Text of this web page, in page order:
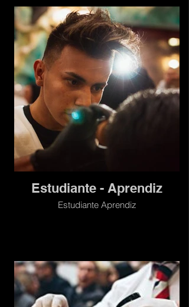
Estudiante - Aprendiz
Estudiante Aprendiz